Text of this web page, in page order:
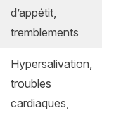
d’appétit,
tremblements
Hypersalivation,
troubles
cardiaques,